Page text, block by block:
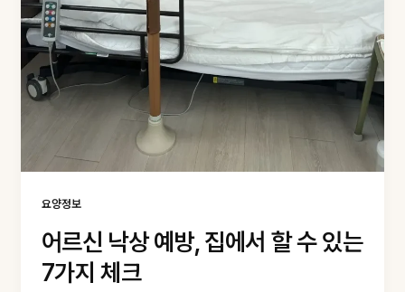
요양정보
어르신 낙상 예방, 집에서 할 수 있는
7가지 체크